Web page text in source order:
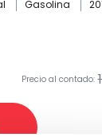
Gasolina
Precio al contado: